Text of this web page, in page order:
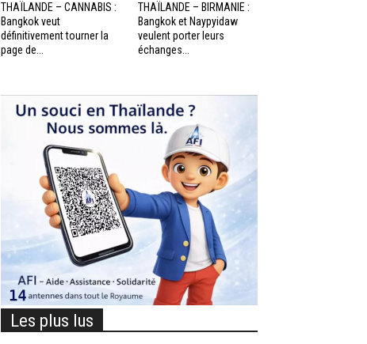
THAÏLANDE – CANNABIS :
Bangkok veut
définitivement tourner la
page de...
THAÏLANDE – BIRMANIE :
Bangkok et Naypyidaw
veulent porter leurs
échanges...
Les plus lus